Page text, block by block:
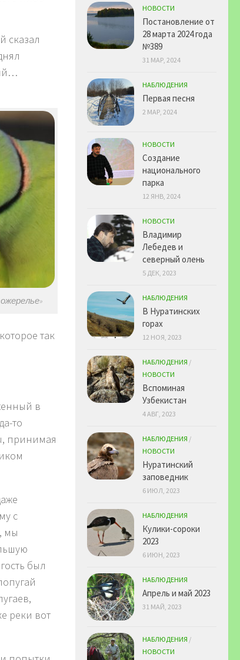
сказал
так
в
то
принимая
с
мы
был
реки вот
НОВОСТИ
Постановление от
28 марта 2024 года
№389
31 МАР, 2024
НАБЛЮДЕНИЯ
Первая песня
2 МАР, 2024
НОВОСТИ
Создание
национального
парка
12 ЯНВ, 2024
НОВОСТИ
Владимир
Лебедев и
северный олень
5 ДЕК, 2023
НАБЛЮДЕНИЯ
В Нуратинских
горах
12 НОЯ, 2023
НАБЛЮДЕНИЯ /
НОВОСТИ
Вспоминая
Узбекистан
4 АВГ, 2023
НАБЛЮДЕНИЯ /
НОВОСТИ
Нуратинский
заповедник
6 ИЮЛ, 2023
НАБЛЮДЕНИЯ
Кулики-сороки
2023
6 ИЮН, 2023
НАБЛЮДЕНИЯ
Апрель и май 2023
31 МАЙ, 2023
НАБЛЮДЕНИЯ /
НОВОСТИ